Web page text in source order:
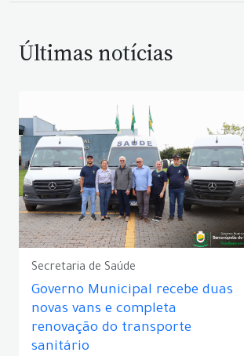
Últimas notícias
Secretaria de Saúde
Governo Municipal recebe duas
novas vans e completa
renovação do transporte
sanitário